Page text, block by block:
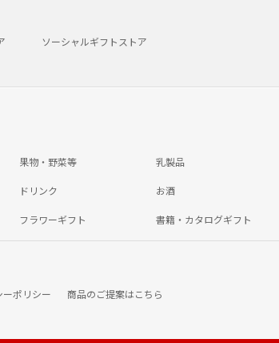
ソーシャルギフトストア
果物・野菜等 乳製品
ドリンク お酒
フラワーギフト 書籍・カタログギフト
ーポリシー 商品のご提案はこちら